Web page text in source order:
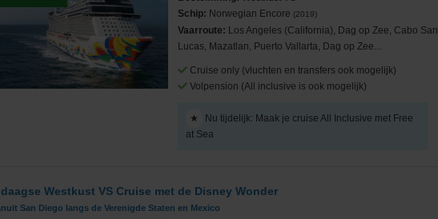
Schip: Norwegian Encore (2019)
Vaarroute: Los Angeles (California), Dag op Zee, Cabo San
Lucas, Mazatlan, Puerto Vallarta, Dag op Zee...
Cruise only (vluchten en transfers ook mogelijk)
Volpension (All inclusive is ook mogelijk)
★
Nu tijdelijk: Maak je cruise All Inclusive met Free
at Sea
Westkust VS Cruise met de Disney Wonder
San Diego langs de Verenigde Staten en Mexico